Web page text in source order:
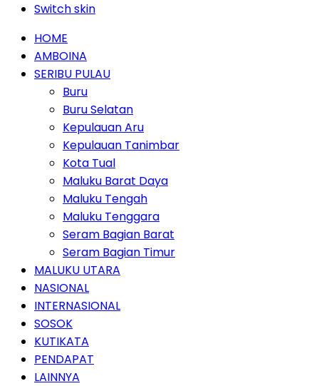
Switch skin
HOME
AMBOINA
SERIBU PULAU
Buru
Buru Selatan
Kepulauan Aru
Kepulauan Tanimbar
Kota Tual
Maluku Barat Daya
Maluku Tengah
Maluku Tenggara
Seram Bagian Barat
Seram Bagian Timur
MALUKU UTARA
NASIONAL
INTERNASIONAL
SOSOK
KUTIKATA
PENDAPAT
LAINNYA